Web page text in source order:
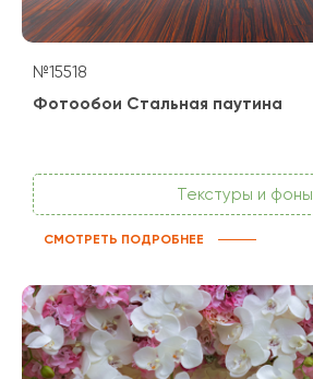
№15518
Фотообои Стальная паутина
Текстуры и фоны
СМОТРЕТЬ ПОДРОБНЕЕ